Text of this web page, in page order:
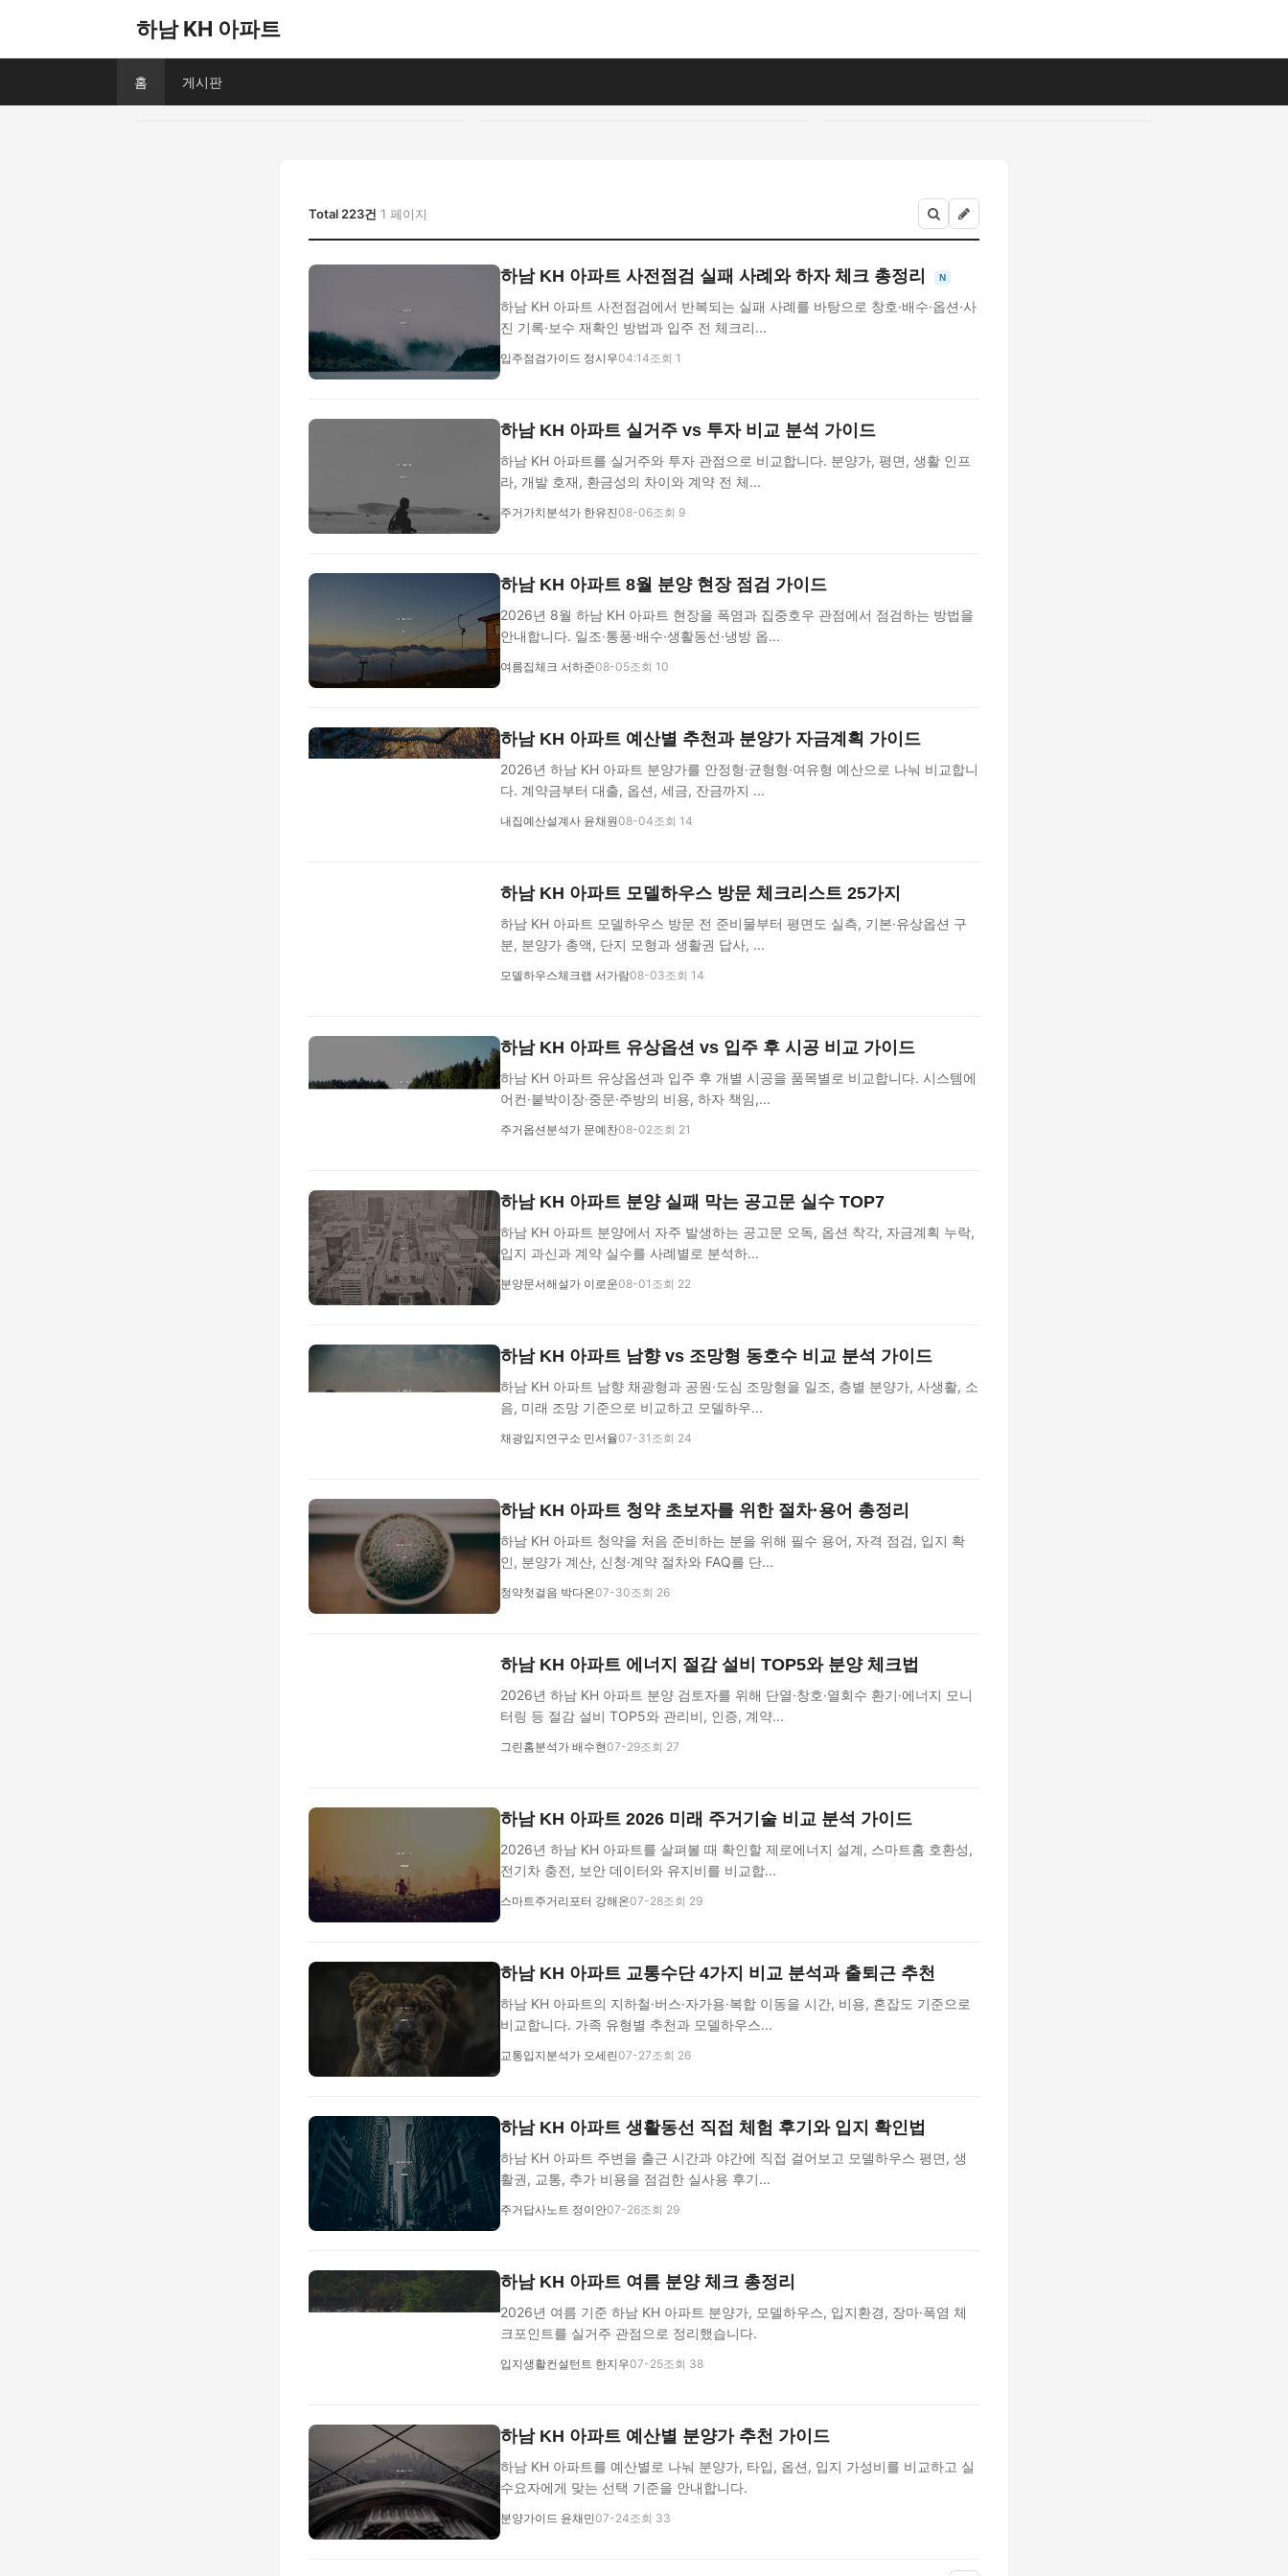
하남 KH 아파트
홈 게시판
Total 223건 1 페이지
하남 KH 아파트 사전점검 실패 사례와 하자 체크 총정리 N
하남 KH 아파트 사전점검에서 반복되는 실패 사례를 바탕으로 창호·배수·옵션·사
진 기록·보수 재확인 방법과 입주 전 체크리...
입주점검가이드 정시우04:14조회 1
하남 KH 아파트 실거주 vs 투자 비교 분석 가이드
하남 KH 아파트를 실거주와 투자 관점으로 비교합니다. 분양가, 평면, 생활 인프
라, 개발 호재, 환금성의 차이와 계약 전 체...
주거가치분석가 한유진08-06조회 9
하남 KH 아파트 8월 분양 현장 점검 가이드
2026년 8월 하남 KH 아파트 현장을 폭염과 집중호우 관점에서 점검하는 방법을
안내합니다. 일조·통풍·배수·생활동선·냉방 옵...
여름집체크 서하준08-05조회 10
하남 KH 아파트 예산별 추천과 분양가 자금계획 가이드
2026년 하남 KH 아파트 분양가를 안정형·균형형·여유형 예산으로 나눠 비교합니
다. 계약금부터 대출, 옵션, 세금, 잔금까지 ...
내집예산설계사 윤채원08-04조회 14
하남 KH 아파트 모델하우스 방문 체크리스트 25가지
하남 KH 아파트 모델하우스 방문 전 준비물부터 평면도 실측, 기본·유상옵션 구
분, 분양가 총액, 단지 모형과 생활권 답사, ...
모델하우스체크랩 서가람08-03조회 14
하남 KH 아파트 유상옵션 vs 입주 후 시공 비교 가이드
하남 KH 아파트 유상옵션과 입주 후 개별 시공을 품목별로 비교합니다. 시스템에
어컨·붙박이장·중문·주방의 비용, 하자 책임,...
주거옵션분석가 문예찬08-02조회 21
하남 KH 아파트 분양 실패 막는 공고문 실수 TOP7
하남 KH 아파트 분양에서 자주 발생하는 공고문 오독, 옵션 착각, 자금계획 누락,
입지 과신과 계약 실수를 사례별로 분석하...
분양문서해설가 이로운08-01 조회 22
하남 KH 아파트 남향 vs 조망형 동호수 비교 분석 가이드
하남 KH 아파트 남향 채광형과 공원·도심 조망형을 일조, 층별 분양가, 사생활, 소
음, 미래 조망 기준으로 비교하고 모델하우...
채광입지연구소 민서율07-31 조회 24
하남 KH 아파트 청약 초보자를 위한 절차·용어 총정리
하남 KH 아파트 청약을 처음 준비하는 분을 위해 필수 용어, 자격 점검, 입지 확
인, 분양가 계산, 신청·계약 절차와 FAQ를 단...
청약첫걸음 박다온07-30조회 26
하남 KH 아파트 에너지 절감 설비 TOP5와 분양 체크법
2026년 하남 KH 아파트 분양 검토자를 위해 단열·창호·열회수 환기·에너지 모니
터링 등 절감 설비 TOP5와 관리비, 인증, 계약...
그린홈분석가 배수현07-29조회 27
하남 KH 아파트 2026 미래 주거기술 비교 분석 가이드
2026년 하남 KH 아파트를 살펴볼 때 확인할 제로에너지 설계, 스마트홈 호환성,
전기차 충전, 보안 데이터와 유지비를 비교합...
스마트주거리포터 강해온07-28조회 29
하남 KH 아파트 교통수단 4가지 비교 분석과 출퇴근 추천
하남 KH 아파트의 지하철·버스·자가용·복합 이동을 시간, 비용, 혼잡도 기준으로
비교합니다. 가족 유형별 추천과 모델하우스...
교통입지분석가 오세린07-27조회 26
하남 KH 아파트 생활동선 직접 체험 후기와 입지 확인법
하남 KH 아파트 주변을 출근 시간과 야간에 직접 걸어보고 모델하우스 평면, 생
활권, 교통, 추가 비용을 점검한 실사용 후기...
주거답사노트 정이안07-26조회 29
하남 KH 아파트 여름 분양 체크 총정리
2026년 여름 기준 하남 KH 아파트 분양가, 모델하우스, 입지환경, 장마·폭염 체
크포인트를 실거주 관점으로 정리했습니다.
입지생활컨설턴트 한지우07-25조회 38
하남 KH 아파트 예산별 분양가 추천 가이드
하남 KH 아파트를 예산별로 나눠 분양가, 타입, 옵션, 입지 가성비를 비교하고 실
수요자에게 맞는 선택 기준을 안내합니다.
분양가이드 윤채민07-24조회 33